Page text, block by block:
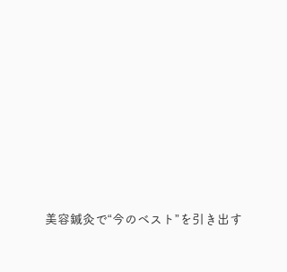
美容鍼灸で“今のベスト”を引き出す